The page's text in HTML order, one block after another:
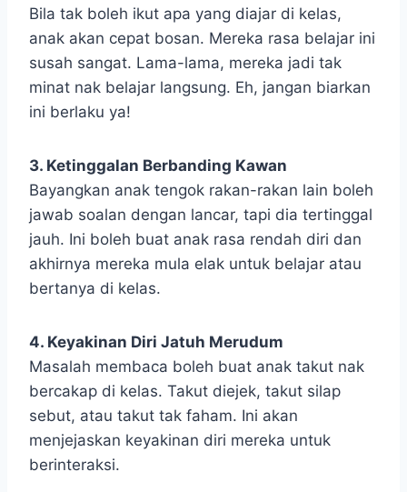
Bila tak boleh ikut apa yang diajar di kelas,
anak akan cepat bosan. Mereka rasa belajar ini
susah sangat. Lama-lama, mereka jadi tak
minat nak belajar langsung. Eh, jangan biarkan
ini berlaku ya!
3. Ketinggalan Berbanding Kawan
Bayangkan anak tengok rakan-rakan lain boleh
jawab soalan dengan lancar, tapi dia tertinggal
jauh. Ini boleh buat anak rasa rendah diri dan
akhirnya mereka mula elak untuk belajar atau
bertanya di kelas.
4. Keyakinan Diri Jatuh Merudum
Masalah membaca boleh buat anak takut nak
bercakap di kelas. Takut diejek, takut silap
sebut, atau takut tak faham. Ini akan
menjejaskan keyakinan diri mereka untuk
berinteraksi.